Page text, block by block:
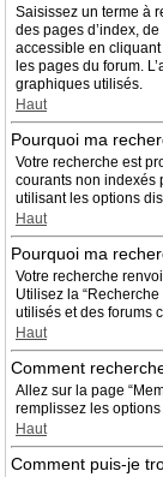
Saisissez un terme à
des pages d’index,
accessible en
les pages du forum.
graphiques utilisés.
Haut
Pourquoi ma
Votre recherche est
courants non indexés
utilisant les options
Haut
Pourquoi ma
Votre recherche
Utilisez la
utilisés et des forums
Haut
Comment
Allez sur la page
remplissez les
Haut
Comment puis-je